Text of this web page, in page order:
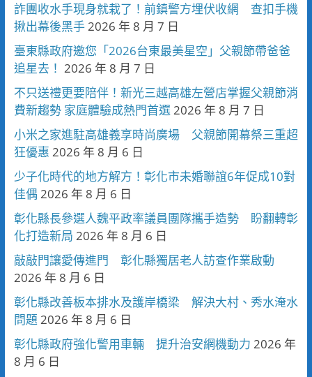
詐團收水手現身就栽了！前鎮警方埋伏收網 查扣手機
揪出幕後黑手2026 年 8 月 7 日
臺東縣政府邀您「2026台東最美星空」父親節帶爸爸
追星去！ 2026 年 8 月 7 日
不只送禮更要陪伴！新光三越高雄左營店掌握父親節消
費新趨勢 家庭體驗成熱門首選2026 年 8 月 7 日
小米之家進駐高雄義享時尚廣場 父親節開幕祭三重超
狂優惠 2026 年 8 月 6 日
少子化時代的地方解方！彰化市未婚聯誼6年促成10對
佳偶 2026 年 8 月 6 日
彰化縣長參選人魏平政率議員團隊攜手造勢 盼翻轉彰
化打造新局 2026 年 8 月 6 日
敲敲門讓愛傳進門 彰化縣獨居老人訪查作業啟動
2026 年 8 月 6 日
彰化縣改善板本排水及護岸橋梁 解決大村、秀水淹水
問題 2026 年 8 月 6 日
彰化縣政府強化警用車輛 提升治安網機動力 2026 年
8 月 6 日